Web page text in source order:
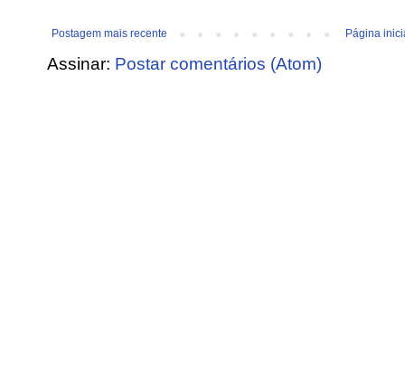
Postagem mais recente Página
Assinar: Postar comentários (Atom)